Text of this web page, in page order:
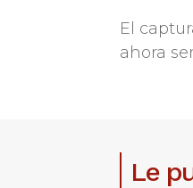
El
ahora
Le